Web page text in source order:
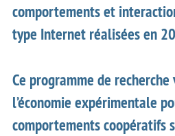
comportements et
type Internet réalisées en
Ce programme de
l’économie expérimentale
comportements coopératifs